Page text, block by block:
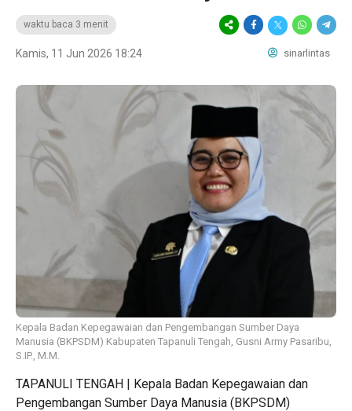
waktu baca 3 menit
Kamis, 11 Jun 2026 18:24 sinarlintas
Kepala Badan Kepegawaian dan Pengembangan Sumber Daya
Manusia (BKPSDM) Kabupaten Tapanuli Tengah, Gusni Army Pasaribu,
S.IP., M.M.
TAPANULI TENGAH | Kepala Badan Kepegawaian dan
Pengembangan Sumber Daya Manusia (BKPSDM)